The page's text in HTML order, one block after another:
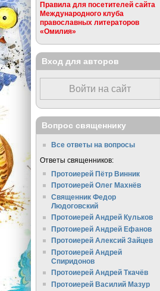
Правила для посетителей сайта
Международного клуба
православных литераторов
«Омилия»
Вход для авторов
Войти на сайт
Вопрос священнику
Все ответы на вопросы
Ответы священников:
Протоиерей Пётр Винник
Протоиерей Олег Махнёв
Священник Федор
Людоговский
Протоиерей Андрей Кульков
Протоиерей Андрей Ефанов
Протоиерей Алексий Зайцев
Протоиерей Андрей
Спиридонов
Протоиерей Андрей Ткачёв
Протоиерей Василий Мазур